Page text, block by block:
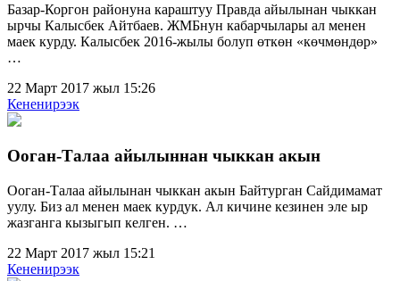
Базар-Коргон районуна караштуу Правда айылынан чыккан
ырчы Калысбек Айтбаев. ЖМБнун кабарчылары ал менен
маек курду. Калысбек 2016-жылы болуп өткөн «көчмөндөр»
…
22 Март 2017 жыл 15:26
Кененирээк
Ооган-Талаа айылыннан чыккан акын
Ооган-Талаа айылынан чыккан акын Байтурган Сайдимамат
уулу. Биз ал менен маек курдук. Ал кичине кезинен эле ыр
жазганга кызыгып келген. …
22 Март 2017 жыл 15:21
Кененирээк